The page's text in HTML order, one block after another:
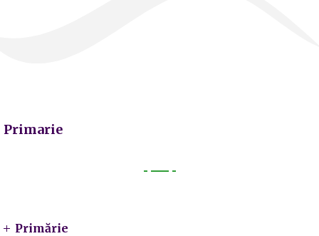
Primarie
Primărie